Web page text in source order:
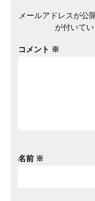
メールアドレスが公
が付いて
コメント ※
名前 ※